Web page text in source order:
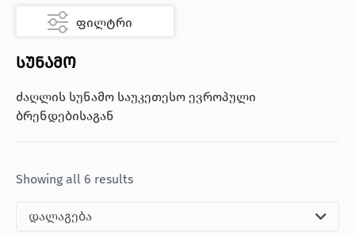
ფილტრი
სუნამო
ძაღლის სუნამო საუკეთესო ევროპული
ბრენდებისაგან
Showing all 6 results
დალაგება